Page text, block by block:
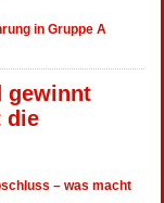
gewinnt
die